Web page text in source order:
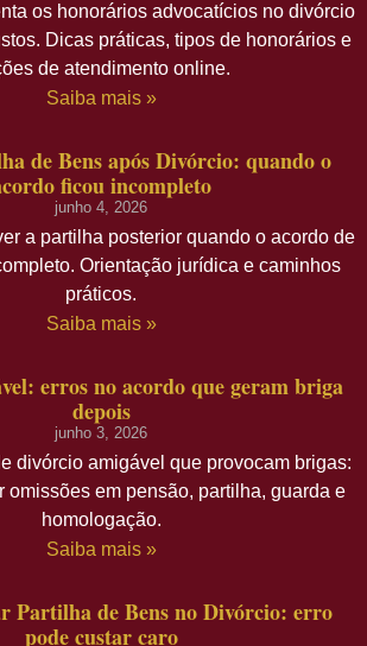
os honorários advocatícios no divórcio
Dicas práticas, tipos de honorários e
de atendimento online.
Saiba mais »
de Bens após Divórcio: quando o
ficou incompleto
junho 4, 2026
a partilha posterior quando o acordo de
Orientação jurídica e caminhos
práticos.
Saiba mais »
erros no acordo que geram briga
depois
junho 3, 2026
divórcio amigável que provocam brigas:
omissões em pensão, partilha, guarda e
homologação.
Saiba mais »
Partilha de Bens no Divórcio: erro
pode custar caro